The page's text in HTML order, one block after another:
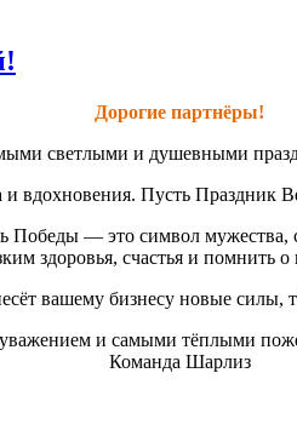
Дорогие партнёры!
светлыми и душевными
Пусть Праздник
— это символ
здоровья, счастья и помнить
вашему бизнесу новые
и самыми тёплыми
Команда Шарлиз